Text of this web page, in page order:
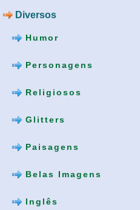
Diversos
Humor
Personagens
Religiosos
Glitters
Paisagens
Belas Imagens
Inglês